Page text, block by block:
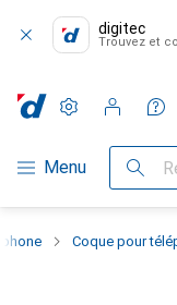
digitec
Trouvez et
Navigation par
Menu
Paramètres
Compte client
Listes de
Listes d'envies
Panier
Coque pour